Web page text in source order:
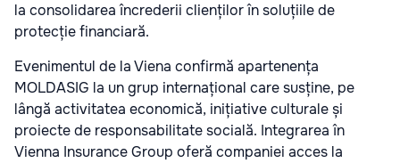
la consolidarea încrederii clienților în soluțiile de
protecție financiară.
Evenimentul de la Viena confirmă apartenența
MOLDASIG la un grup internațional care susține, pe
lângă activitatea economică, inițiative culturale și
proiecte de responsabilitate socială. Integrarea în
Vienna Insurance Group oferă companiei acces la